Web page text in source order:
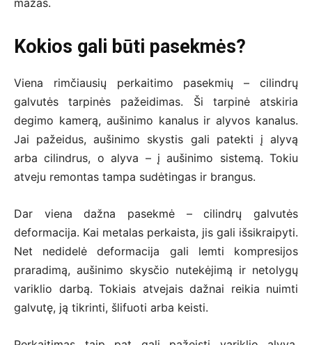
mažas.
Kokios gali būti pasekmės?
Viena rimčiausių perkaitimo pasekmių – cilindrų
galvutės tarpinės pažeidimas. Ši tarpinė atskiria
degimo kamerą, aušinimo kanalus ir alyvos kanalus.
Jai pažeidus, aušinimo skystis gali patekti į alyvą
arba cilindrus, o alyva – į aušinimo sistemą. Tokiu
atveju remontas tampa sudėtingas ir brangus.
Dar viena dažna pasekmė – cilindrų galvutės
deformacija. Kai metalas perkaista, jis gali išsikraipyti.
Net nedidelė deformacija gali lemti kompresijos
praradimą, aušinimo skysčio nutekėjimą ir netolygų
variklio darbą. Tokiais atvejais dažnai reikia nuimti
galvutę, ją tikrinti, šlifuoti arba keisti.